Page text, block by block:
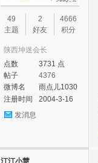
49
主题
2
好友
4666
积分
陕西坤迷会长
点数
3731 点
帖子
4376
微博名
雨点儿1030
注册时间
2004-3-16
发消息
汀汀小慧